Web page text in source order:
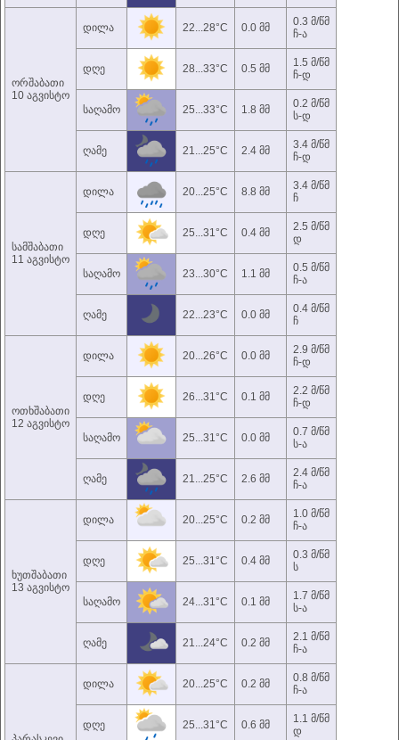
ორშაბათი
10 აგვისტო
დილა 22...28°C 0.0 მმ
0.3 მ/წმ
ჩ-ა
დღე 28...33°C 0.5 მმ
1.5 მ/წმ
ჩ-დ
საღამო 25...33°C 1.8 მმ
0.2 მ/წმ
ს-დ
ღამე 21...25°C 2.4 მმ
3.4 მ/წმ
ჩ-დ
სამშაბათი
11 აგვისტო
დილა 20...25°C 8.8 მმ
3.4 მ/წმ
ჩ
დღე 25...31°C 0.4 მმ
2.5 მ/წმ
დ
საღამო 23...30°C 1.1 მმ
0.5 მ/წმ
ჩ-ა
ღამე 22...23°C 0.0 მმ
0.4 მ/წმ
ჩ
ოთხშაბათი
12 აგვისტო
დილა 20...26°C 0.0 მმ
2.9 მ/წმ
ჩ-დ
დღე 26...31°C 0.1 მმ
2.2 მ/წმ
ჩ-დ
საღამო 25...31°C 0.0 მმ
0.7 მ/წმ
ს-ა
ღამე 21...25°C 2.6 მმ
2.4 მ/წმ
ჩ-ა
ხუთშაბათი
13 აგვისტო
დილა 20...25°C 0.2 მმ
1.0 მ/წმ
ჩ-ა
დღე 25...31°C 0.4 მმ
0.3 მ/წმ
ს
საღამო 24...31°C 0.1 მმ
1.7 მ/წმ
ს-ა
ღამე 21...24°C 0.2 მმ
2.1 მ/წმ
ჩ-ა
დილა 20...25°C 0.2 მმ
0.8 მ/წმ
ჩ-ა
დღე 25...31°C 0.6 მმ
1.1 მ/წმ
დ